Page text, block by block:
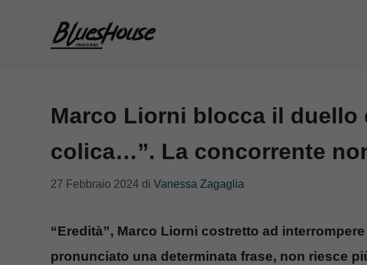
Marco Liorni blocca il duello
colica…”. La concorrente
27 Febbraio 2024 di Vanessa Zagaglia
“Eredità”, Marco Liorni costretto ad
pronunciato una determinata frase, non riesce